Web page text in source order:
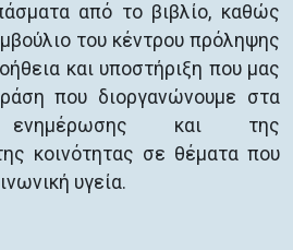
από το βιβλίο, καθώς
του κέντρου πρόληψης
και υποστήριξη που μας
που διοργανώνουμε στα
και της
κοινότητας σε θέματα που
υγεία.